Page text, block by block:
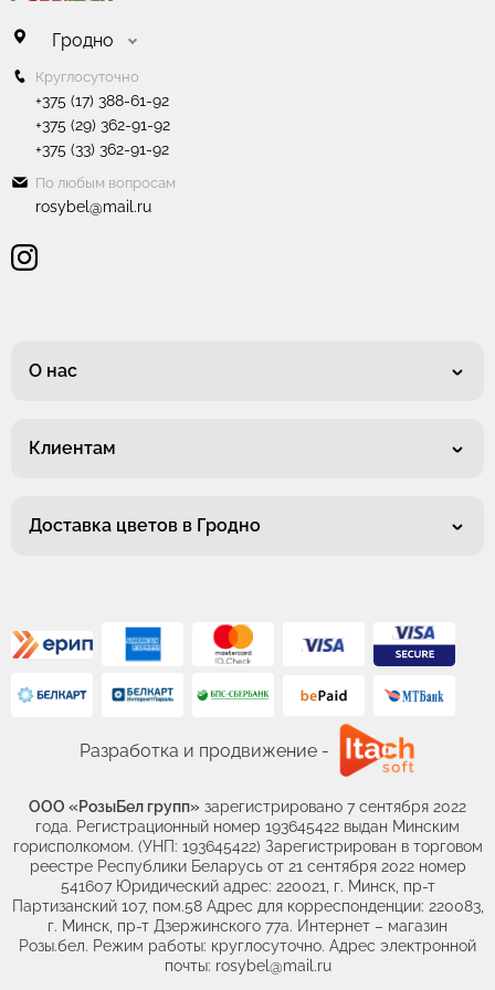
Гродно
Круглосуточно
+375 (17) 388-61-92
+375 (29) 362-91-92
+375 (33) 362-91-92
По любым вопросам
rosybel@mail.ru
О нас
Клиентам
Доставка цветов в Гродно
Разработка и продвижение -
ООО «РозыБел групп» зарегистрировано 7 сентября 2022
года. Регистрационный номер 193645422 выдан Минским
горисполкомом. (УНП: 193645422) Зарегистрирован в торговом
реестре Республики Беларусь от 21 сентября 2022 номер
541607 Юридический адрес: 220021, г. Минск, пр-т
Партизанский 107, пом.58 Адрес для корреспонденции: 220083,
г. Минск, пр-т Дзержинского 77а. Интернет – магазин
Розы.бел. Режим работы: круглосуточно. Адрес электронной
почты: rosybel@mail.ru